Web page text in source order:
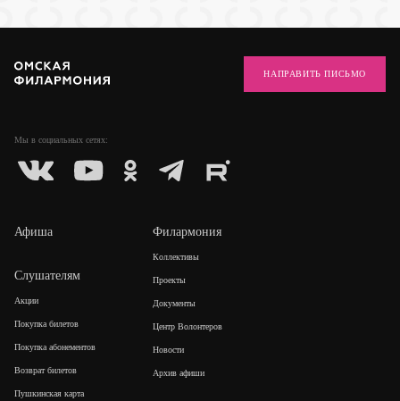
Мы в социальных сетях:
НАПРАВИТЬ ПИСЬМО
Афиша
Слушателям
Акции
Покупка билетов
Покупка абонементов
Возврат билетов
Пушкинская карта
Филармония
Коллективы
Проекты
Документы
Центр Волонтеров
Новости
Архив афиши